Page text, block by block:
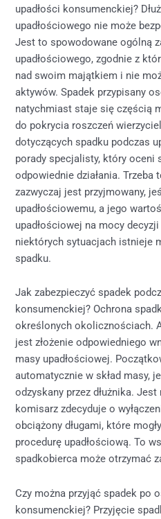
upadłości konsumenckiej?
upadłościowego nie może
Jest to spowodowane ogólną
upadłościowego, zgodnie z
nad swoim majątkiem i nie
aktywów. Spadek przypisany
natychmiast staje się częścią
do pokrycia roszczeń
dotyczących spadku podczas
porady specjalisty, który oceni
odpowiednie działania. Trzeba
zazwyczaj jest przyjmowany,
upadłościowemu, a jego
upadłościowej na mocy
niektórych sytuacjach istnieje
spadku.
Jak zabezpieczyć spadek
konsumenckiej? Ochrona
określonych okolicznościach.
jest złożenie odpowiedniego
masy upadłościowej.
automatycznie w skład masy,
odzyskany przez dłużnika.
komisarz zdecyduje o
obciążony długami, które
procedurę upadłościową. To
spadkobierca może otrzymać
Czy można przyjąć spadek po
konsumenckiej? Przyjęcie